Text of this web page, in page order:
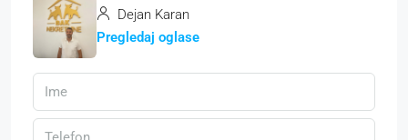
Dejan Karan
Pregledaj oglase